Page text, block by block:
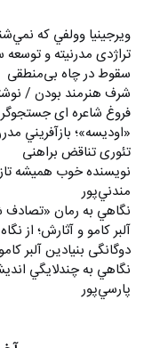
ويرجينيا وولفي كه
تراژدی مدرنیته و
سقوط در چاه بی‌منطقی
شرف هنرمند بودن /
فروغ شاعره ای
«اوديسه»؛ بازآفريني
تئوری تناقض براهنی
نويسنده خوب هميشه
مندني‌پور
نگاهي به رمان «تصادف
آلبر کامو و آثارش؛ از
دوگانگی بنیادین آلبر
نگاهي به چندلايگي
پارسي‌پور